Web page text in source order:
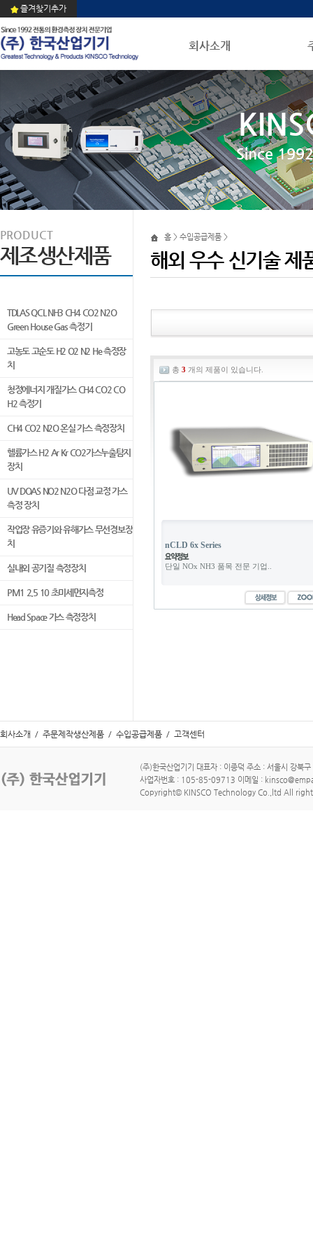
즐겨찾기추가
회사소개
Since
PRODUCT
제조생산제품
TDLAS QCL NH3 CH4 CO2 N2O
Green House Gas 측정기
고농도 고순도 H2 O2 N2 He 측정장
치
청정에너지 개질가스 CH4 CO2 CO
H2 측정기
CH4 CO2 N2O 온실 가스 측정장치
헬륨가스 H2 Ar Kr CO2가스누출탐지
장치
UV DOAS NO2 N2O 다점 교정 가스
측정 장치
작업장 유증기와 유해가스 무선경보장
치
실내외 공기질 측정장치
PM1 2.5 10 초미세먼지측정
Head Space 가스 측정장치
홈 > 수입공급제품 >
해외 우수 신기술 제
총 3 개의 제품이 있습니다.
nCLD 6x Series
단일 NOx NH3 품목 전문 기업..
회사소개 / 주문제작생산제품 / 수입공급제품 / 고객센터
(주)한국산업기기 대표자 : 이종덕 주소 : 서울시
사업자번호 : 105-85-09713 이메일 :
Copyright© KINSCO Technology Co.,ltd All